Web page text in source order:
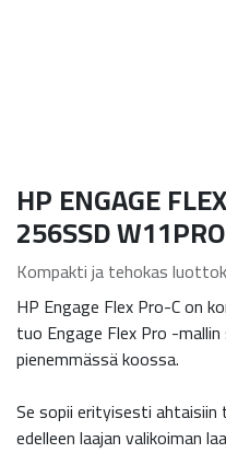
HP ENGAGE
256SSD
Kompakti ja tehokas
HP Engage Flex Pro-C on
tuo Engage Flex Pro -
pienemmässä koossa.
Se sopii erityisesti
edelleen laajan valikoiman